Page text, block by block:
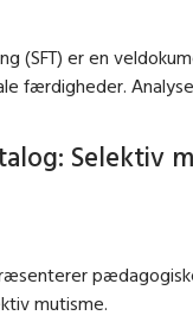
(SFT) er en
færdigheder.
Selektiv
mutisme.